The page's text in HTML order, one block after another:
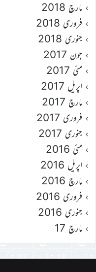
مارچ 2018
فروری 2018
جنوری 2018
جون 2017
مئی 2017
اپریل 2017
مارچ 2017
فروری 2017
جنوری 2017
مئی 2016
اپریل 2016
مارچ 2016
فروری 2016
جنوری 2016
مارچ 17